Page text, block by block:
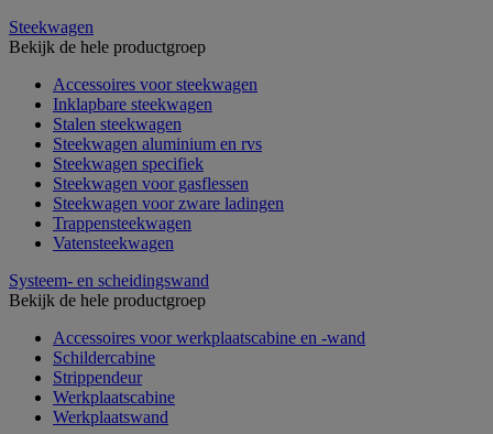
Steekwagen
Bekijk de hele productgroep
Accessoires voor steekwagen
Inklapbare steekwagen
Stalen steekwagen
Steekwagen aluminium en rvs
Steekwagen specifiek
Steekwagen voor gasflessen
Steekwagen voor zware ladingen
Trappensteekwagen
Vatensteekwagen
Systeem- en scheidingswand
Bekijk de hele productgroep
Accessoires voor werkplaatscabine en -wand
Schildercabine
Strippendeur
Werkplaatscabine
Werkplaatswand